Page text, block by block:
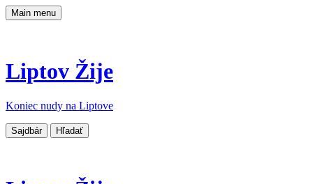
Main menu
Liptov Žije
Koniec nudy na Liptove
Sajdbár Hľadať